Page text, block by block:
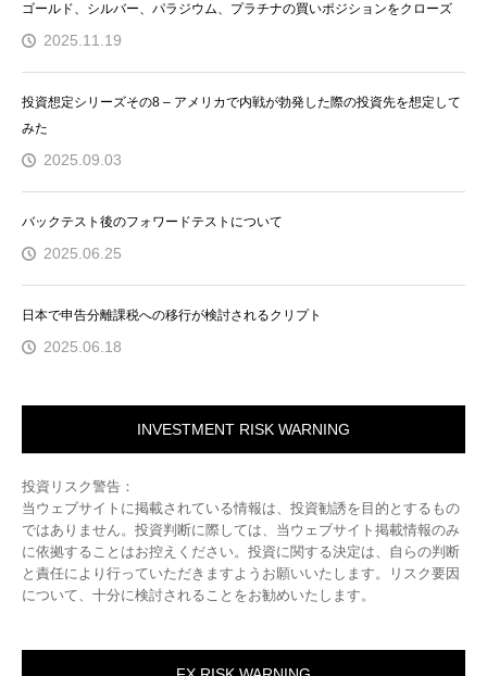
ゴールド、シルバー、パラジウム、プラチナの買いポジションをクローズ
2025.11.19
投資想定シリーズその8 – アメリカで内戦が勃発した際の投資先を想定して
みた
2025.09.03
バックテスト後のフォワードテストについて
2025.06.25
日本で申告分離課税への移行が検討されるクリプト
2025.06.18
INVESTMENT RISK WARNING
投資リスク警告：
当ウェブサイトに掲載されている情報は、投資勧誘を目的とするもの
ではありません。投資判断に際しては、当ウェブサイト掲載情報のみ
に依拠することはお控えください。投資に関する決定は、自らの判断
と責任により行っていただきますようお願いいたします。リスク要因
について、十分に検討されることをお勧めいたします。